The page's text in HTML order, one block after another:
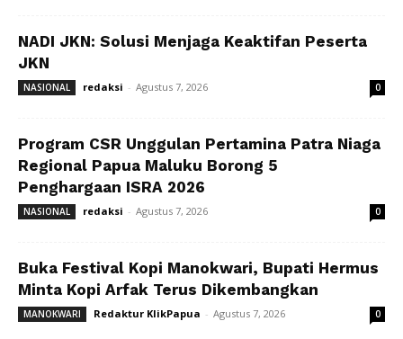
NADI JKN: Solusi Menjaga Keaktifan Peserta
JKN
NASIONAL redaksi - Agustus 7, 2026 0
Program CSR Unggulan Pertamina Patra Niaga
Regional Papua Maluku Borong 5
Penghargaan ISRA 2026
NASIONAL redaksi - Agustus 7, 2026 0
Buka Festival Kopi Manokwari, Bupati Hermus
Minta Kopi Arfak Terus Dikembangkan
MANOKWARI Redaktur KlikPapua - Agustus 7, 2026 0